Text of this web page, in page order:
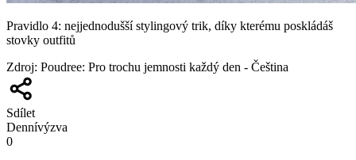
Pravidlo 4: nejjednodušší stylingový trik, díky kterému poskládáš
stovky outfitů
Zdroj: Poudree: Pro trochu jemnosti každý den - Čeština
Sdílet
Dennívýzva
0